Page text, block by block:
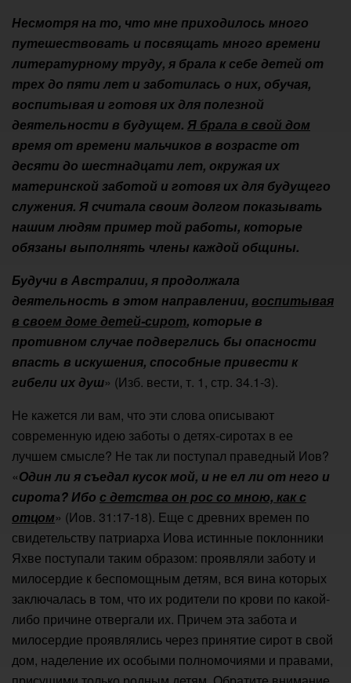
Несмотря на то, что мне приходилось много
путешествовать и посвящать много времени
литературному труду, я брала к себе детей от
трех до пяти лет и заботилась о них, обучая,
воспитывая и готовя их для полезной
деятельности в будущем. Я брала в свой дом
время от времени мальчиков в возрасте от
десяти до шестнадцати лет, окружая их
материнской заботой и готовя их для будущего
служения. Я считала своим долгом показывать
нашим людям пример той работы, которые
обязаны выполнять члены каждой общины.
Будучи в Австралии, я продолжала
деятельность в этом направлении, воспитывая
в своем доме детей-сирот, которые в
противном случае подверглись бы опасности
впасть в искушения, способные привести к
гибели их душ» (Изб. вести, т. 1, стр. 34.1-3).
Не кажется ли вам, что эти слова описывают
современную идею заботы о детях-сиротах в ее
лучшем смысле? Не так ли поступал праведный Иов?
«Один ли я съедал кусок мой, и не ел ли от него и
сирота? Ибо с детства он рос со мною, как с
отцом» (Иов. 31:17-18). Еще с древних времен по
свидетельству патриарха Иова истинные поклонники
Яхве поступали таким образом: проявляли заботу и
милосердие к беспомощным детям, вся вина которых
заключалась в том, что их родители по крови по какой-
либо причине отвергали их. Причем эта забота и
милосердие проявлялись через принятие сирот в свой
дом, наделение их особыми полномочиями и правами,